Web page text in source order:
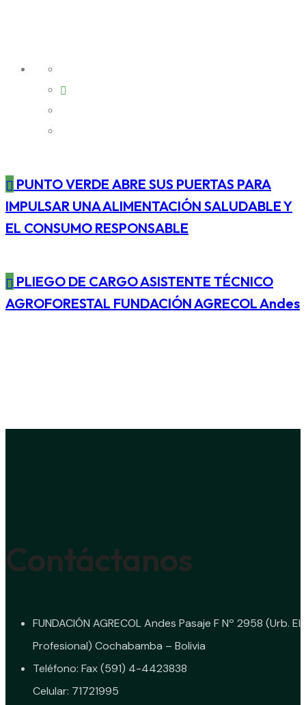
PUNTO VERDE ABRE SUS PUERTAS PARA
IMPULSAR UNA ALIMENTACIÓN SALUDABLE Y
EL CONSUMO RESPONSABLE
PLIEGO DE CARGO ASISTENTE TÉCNICO
AGROFORESTAL FUNDACIÓN AGRECOL Andes
Contáctanos
FUNDACIÓN AGRECOL Andes Pasaje F Nº 2958 (Urb. El
Profesional) Cochabamba – Bolivia
Teléfono: Fax (591) 4-4423838
Celular: 71721995